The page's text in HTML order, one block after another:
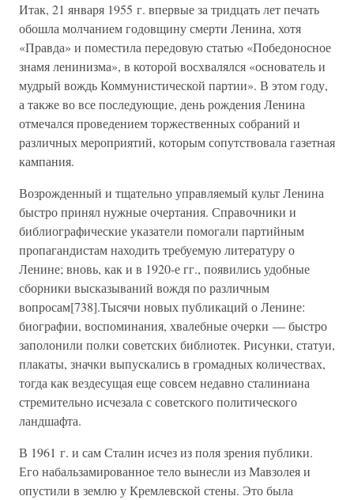
Итак, 21 января 1955 г. впервые за тридцать лет печать
обошла молчанием годовщину смерти Ленина, хотя
«Правда» и поместила передовую статью «Победоносное
знамя ленинизма», в которой восхвалялся «основатель и
мудрый вождь Коммунистической партии». В этом году,
а также во все последующие, день рождения Ленина
отмечался проведением торжественных собраний и
различных мероприятий, которым сопутствовала газетная
кампания.
Возрожденный и тщательно управляемый культ Ленина
быстро принял нужные очертания. Справочники и
библиографические указатели помогали партийным
пропагандистам находить требуемую литературу о
Ленине; вновь, как и в 1920-е гг., появились удобные
сборники высказываний вождя по различным
вопросам[738].Тысячи новых публикаций о Ленине:
биографии, воспоминания, хвалебные очерки — быстро
заполонили полки советских библиотек. Рисунки, статуи,
плакаты, значки выпускались в громадных количествах,
тогда как вездесущая еще совсем недавно сталиниана
стремительно исчезала с советского политического
ландшафта.
В 1961 г. и сам Сталин исчез из поля зрения публики.
Его набальзамированное тело вынесли из Мавзолея и
опустили в землю у Кремлевской стены. Это была